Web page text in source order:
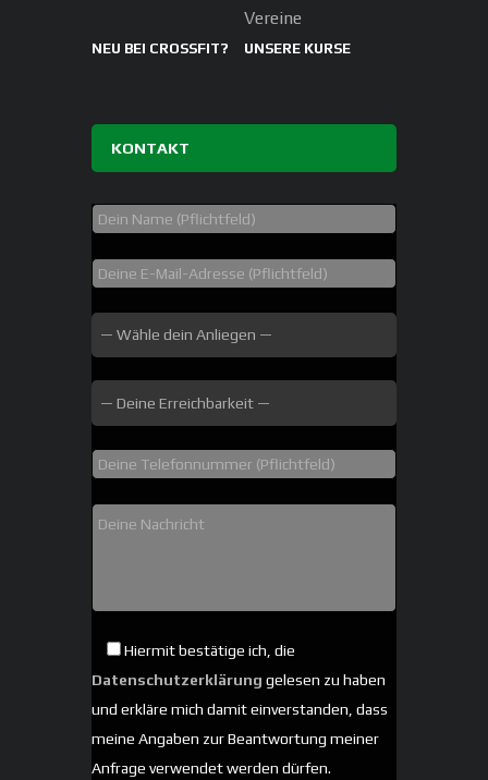
Vereine
NEU BEI CROSSFIT? UNSERE KURSE
KONTAKT
Hiermit bestätige ich, die
Datenschutzerklärung gelesen zu haben
und erkläre mich damit einverstanden, dass
meine Angaben zur Beantwortung meiner
Anfrage verwendet werden dürfen.